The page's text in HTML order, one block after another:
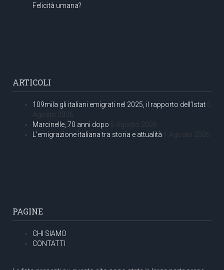
Felicità umana?
ARTICOLI
109mila gli italiani emigrati nel 2025, il rapporto dell’Istat 5
Agosto 2026
Marcinelle, 70 anni dopo 5 Agosto 2026
L’emigrazione italiana tra storia e attualità 1 Agosto 2026
PAGINE
CHI SIAMO
CONTATTI